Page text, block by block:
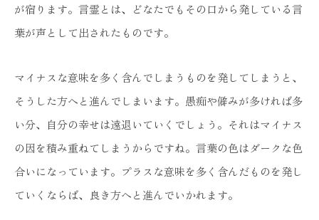
が宿ります。言霊とは、どなたでもその口から発している言
葉が声として出されたものです。
マイナスな意味を多く含んでしまうものを発してしまうと、
そうした方へと進んでしまいます。愚痴や僻みが多ければ多
い分、自分の幸せは遠退いていくでしょう。それはマイナス
の因を積み重ねてしまうからですね。言葉の色はダークな色
合いになっています。プラスな意味を多く含んだものを発し
ていくならば、良き方へと進んでいかれます。